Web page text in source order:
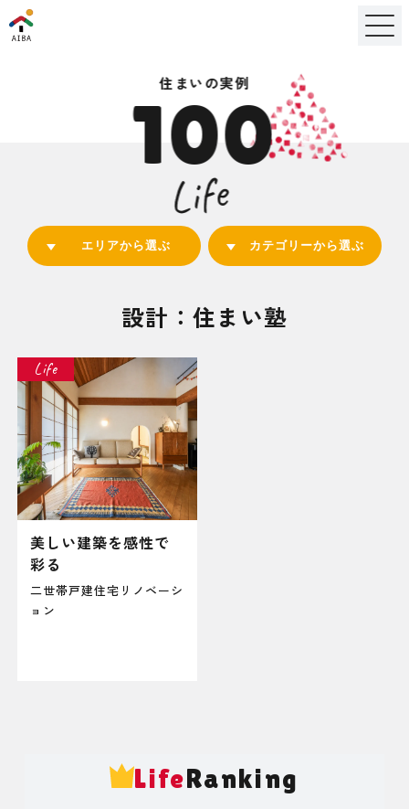
住まいの実例
100
Life
カテゴリーから選ぶ
エリアから選ぶ
設計：住まい塾
Life
美しい建築を感性で
彩る
二世帯戸建住宅リノベーシ
ョン
LifeRanking